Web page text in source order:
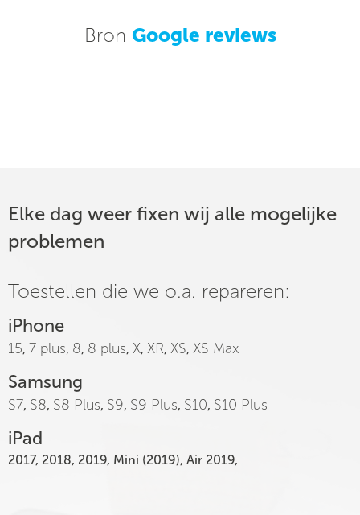
Bron Google reviews
Elke dag weer fixen wij alle mogelijke
problemen
Toestellen die we o.a. repareren:
iPhone
15, 7 plus, 8, 8 plus, X, XR, XS, XS Max
Samsung
S7, S8, S8 Plus, S9, S9 Plus, S10, S10 Plus
iPad
2017, 2018, 2019, Mini (2019), Air 2019,